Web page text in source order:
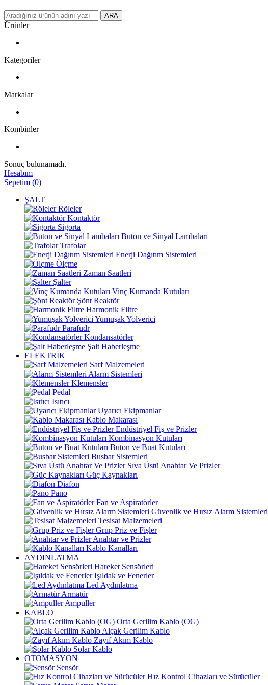
ARA
Ürünler
Kategoriler
Markalar
Kombinler
Sonuç bulunamadı.
Hesabım
Sepetim (0)
ŞALT
Röleler
Kontaktör
Sigorta
Buton ve Sinyal Lambaları
Trafolar
Enerji Dağıtım Sistemleri
Ölçme
Zaman Saatleri
Şalter
Vinç Kumanda Kutuları
Şönt Reaktör
Harmonik Filtre
Yumuşak Yolverici
Parafudr
Kondansatörler
Şalt Haberleşme
ELEKTRİK
Sarf Malzemeleri
Alarm Sistemleri
Klemensler
Pedal
Isıtıcı
Uyarıcı Ekipmanlar
Kablo Makarası
Endüstriyel Fiş ve Prizler
Kombinasyon Kutuları
Buton ve Buat Kutuları
Busbar Sistemleri
Sıva Üstü Anahtar Ve Prizler
Güç Kaynakları
Diafon
Pano
Fan ve Aspiratörler
Güvenlik ve Hırsız Alarm Sistemleri
Tesisat Malzemeleri
Grup Priz ve Fişler
Anahtar ve Prizler
Kablo Kanalları
AYDINLATMA
Hareket Sensörleri
Işıldak ve Fenerler
Led Aydınlatma
Armatür
Ampuller
KABLO
Orta Gerilim Kablo (OG)
Alçak Gerilim Kablo
Zayıf Akım Kablo
Solar Kablo
OTOMASYON
Sensör
Hız Kontrol Cihazları ve Sürücüler